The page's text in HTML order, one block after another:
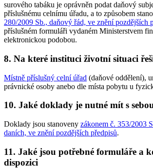
surového tabáku je oprávněn podat daňový
příslušnému celnímu úřadu, a to způsobem
280/2009 Sb., daňový řád, ve znění pozdějších
příslušném formuláři vydaném Ministerstvem
elektronickou podobou.
8. Na které instituci životní situaci
Místně příslušný celní úřad (daňové oddělení),
právnické osoby anebo dle místa pobytu u
10. Jaké doklady je nutné mít s
Doklady jsou stanoveny zákonem č. 353/2003
daních, ve znění pozdějších předpisů.
11. Jaké jsou potřebné formuláře a
dispozici